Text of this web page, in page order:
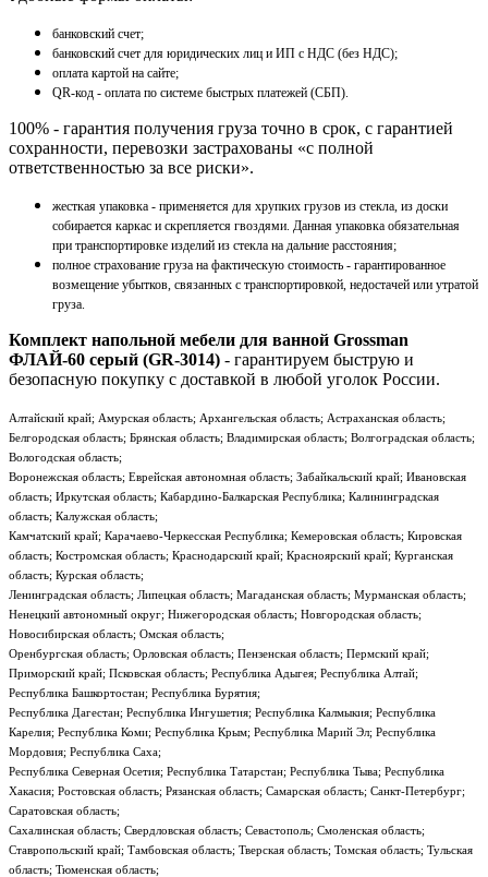
банковский счет;
банковский счет для юридических лиц и ИП с НДС (без НДС);
оплата картой на сайте;
QR-код - оплата по системе быстрых платежей (СБП).
100% - гарантия получения груза точно в срок, с гарантией
сохранности, перевозки застрахованы «с полной
ответственностью за все риски».
жесткая упаковка - применяется для хрупких грузов из стекла, из доски
собирается каркас и скрепляется гвоздями. Данная упаковка обязательная
при транспортировке изделий из стекла на дальние расстояния;
полное страхование груза на фактическую стоимость - гарантированное
возмещение убытков, связанных с транспортировкой, недостачей или утратой
груза.
Комплект напольной мебели для ванной Grossman
ФЛАЙ-60 серый (GR-3014) - гарантируем быструю и
безопасную покупку с доставкой в любой уголок России.
Алтайский край; Амурская область; Архангельская область; Астраханская область;
Белгородская область; Брянская область; Владимирская область; Волгоградская область;
Вологодская область;
Воронежская область; Еврейская автономная область; Забайкальский край; Ивановская
область; Иркутская область; Кабардино-Балкарская Республика; Калининградская
область; Калужская область;
Камчатский край; Карачаево-Черкесская Республика; Кемеровская область; Кировская
область; Костромская область; Краснодарский край; Красноярский край; Курганская
область; Курская область;
Ленинградская область; Липецкая область; Магаданская область; Мурманская область;
Ненецкий автономный округ; Нижегородская область; Новгородская область;
Новосибирская область; Омская область;
Оренбургская область; Орловская область; Пензенская область; Пермский край;
Приморский край; Псковская область; Республика Адыгея; Республика Алтай;
Республика Башкортостан; Республика Бурятия;
Республика Дагестан; Республика Ингушетия; Республика Калмыкия; Республика
Карелия; Республика Коми; Республика Крым; Республика Марий Эл; Республика
Мордовия; Республика Саха;
Республика Северная Осетия; Республика Татарстан; Республика Тыва; Республика
Хакасия; Ростовская область; Рязанская область; Самарская область; Санкт-Петербург;
Саратовская область;
Сахалинская область; Свердловская область; Севастополь; Смоленская область;
Ставропольский край; Тамбовская область; Тверская область; Томская область; Тульская
область; Тюменская область;